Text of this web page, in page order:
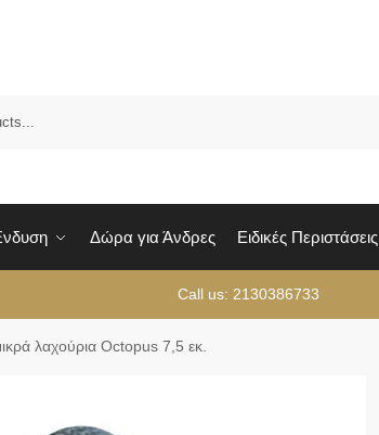
Δώρα για Άνδρες Ειδικές Περιστάσεις
Call us: 2130386733
λαχούρια Octopus 7,5 εκ.